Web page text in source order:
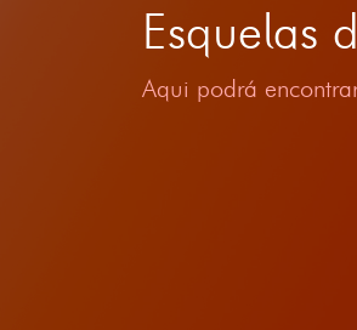
Esquelas
Aqui podrá